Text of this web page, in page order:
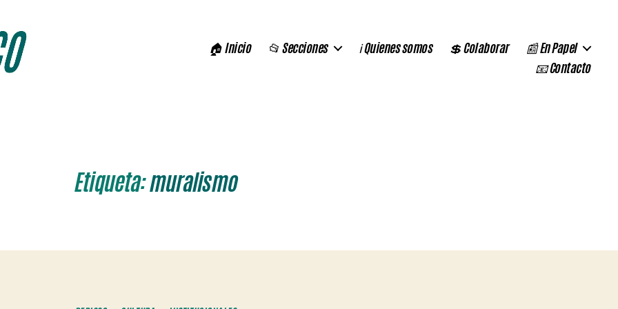
🏠 Inicio 📂 Secciones ℹ️ Quienes somos 💲 Colaborar
📰 En Papel
📧 Contacto
Etiqueta:muralismo
Categorías